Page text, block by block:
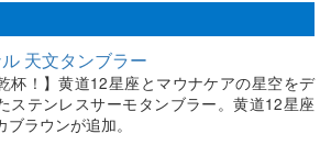
天文タンブラー
杯！】黄道12星座とマウナケアの星空をデ
ステンレスサーモタンブラー。黄道12星座
ブラウンが追加。